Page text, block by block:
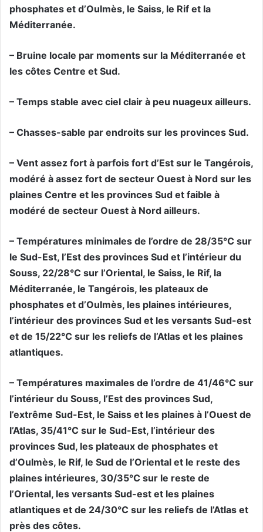
phosphates et d’Oulmès, le Saiss, le Rif et la
Méditerranée.
– Bruine locale par moments sur la Méditerranée et
les côtes Centre et Sud.
– Temps stable avec ciel clair à peu nuageux ailleurs.
– Chasses-sable par endroits sur les provinces Sud.
– Vent assez fort à parfois fort d’Est sur le Tangérois,
modéré à assez fort de secteur Ouest à Nord sur les
plaines Centre et les provinces Sud et faible à
modéré de secteur Ouest à Nord ailleurs.
– Températures minimales de l’ordre de 28/35°C sur
le Sud-Est, l’Est des provinces Sud et l’intérieur du
Souss, 22/28°C sur l’Oriental, le Saiss, le Rif, la
Méditerranée, le Tangérois, les plateaux de
phosphates et d’Oulmès, les plaines intérieures,
l’intérieur des provinces Sud et les versants Sud-est
et de 15/22°C sur les reliefs de l’Atlas et les plaines
atlantiques.
– Températures maximales de l’ordre de 41/46°C sur
l’intérieur du Souss, l’Est des provinces Sud,
l’extrême Sud-Est, le Saiss et les plaines à l’Ouest de
l’Atlas, 35/41°C sur le Sud-Est, l’intérieur des
provinces Sud, les plateaux de phosphates et
d’Oulmès, le Rif, le Sud de l’Oriental et le reste des
plaines intérieures, 30/35°C sur le reste de
l’Oriental, les versants Sud-est et les plaines
atlantiques et de 24/30°C sur les reliefs de l’Atlas et
près des côtes.